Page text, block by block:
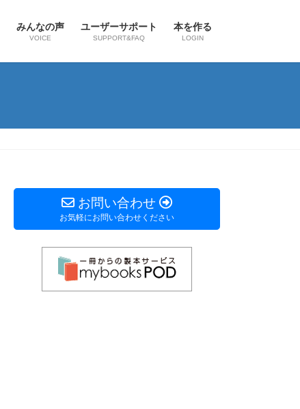
みんなの声
VOICE
ユーザーサポート
SUPPORT&FAQ
本を作る
LOGIN
お問い合わせ
お気軽にお問い合わせください